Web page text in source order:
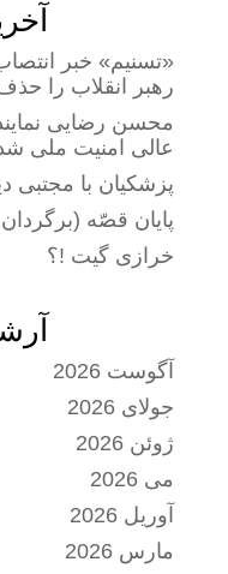
«تسنیم» خبر
رهبر انقلاب را
محسن رضایی
عالی امنیت ملی
پزشکیان با مجتبی
پایان قصّه
خرازی گیت !؟
آگوست 2026
جولای 2026
ژوئن 2026
می 2026
آوریل 2026
مارس 2026